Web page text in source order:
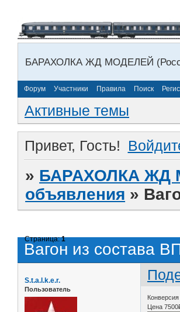
БАРАХОЛКА ЖД МОДЕЛЕЙ
Форум Участники Правила Поиск
Активные темы
Привет, Гость!
» БАРАХОЛКА ЖД
объявления »
Вагон из состава
Страница:1
S.t.a.l.k.e.r.
Пользователь
Цена